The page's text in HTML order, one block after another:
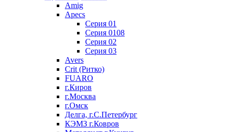
Amig
Apecs
Серия 01
Серия 0108
Серия 02
Серия 03
Avers
Crit (Ритко)
FUARO
г.Киров
г.Москва
г.Омск
Делга, г.С.Петербург
КЭМЗ г.Ковров